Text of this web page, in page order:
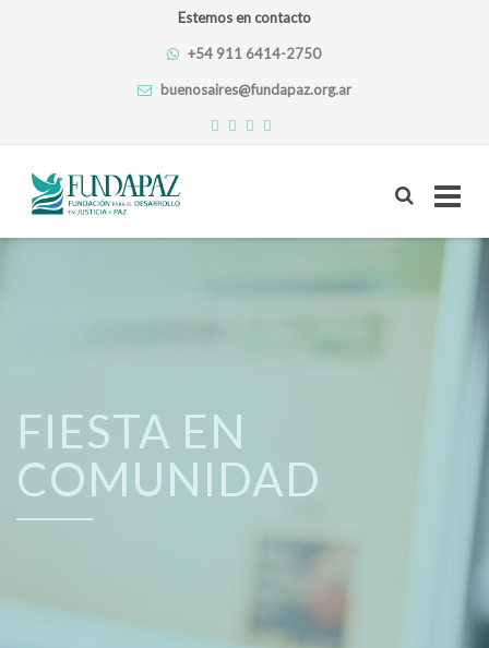
Estemos en contacto
+54 911 6414-2750
buenosaires@fundapaz.org.ar
Skip
FIESTA EN
COMUNIDAD